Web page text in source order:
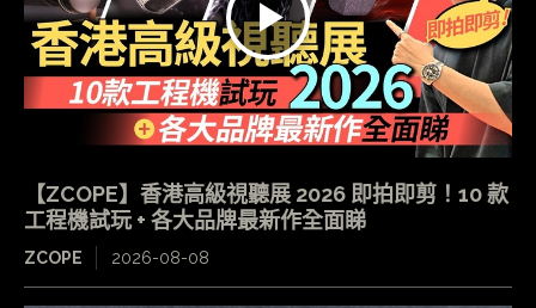
【ZCOPE】香港高級視聽展 2026 即拍即剪！10 款
工程機試玩 + 各大品牌最新作全面睇
ZCOPE 2026-08-08